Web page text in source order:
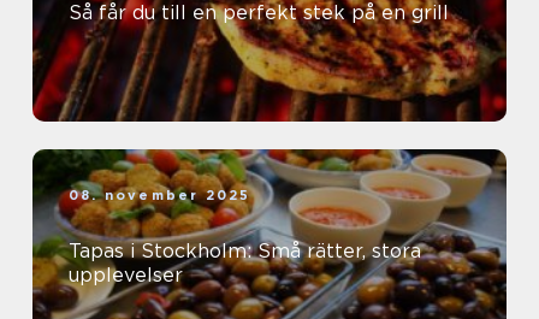
Så får du till en perfekt stek på en grill
08. november 2025
Tapas i Stockholm: Små rätter, stora
upplevelser